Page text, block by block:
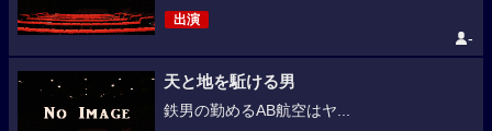
出演
-
天と地を駈ける男
鉄男の勤めるAB航空はヤ...